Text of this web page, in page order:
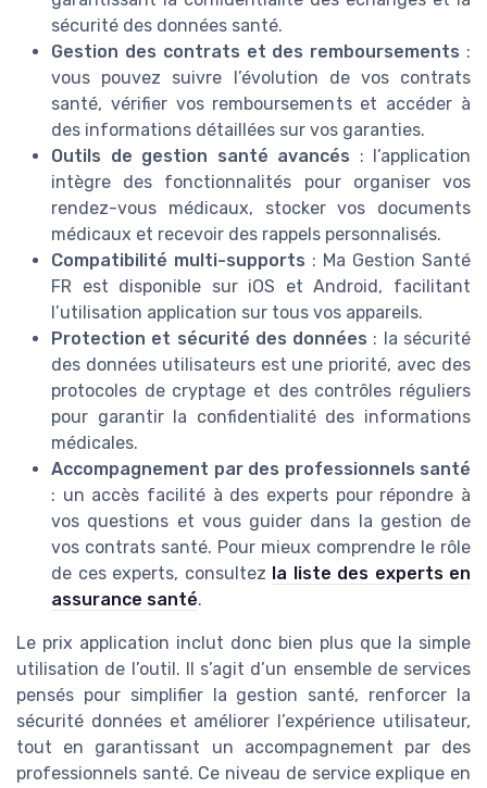
sécurité des données santé.
Gestion des contrats et des remboursements :
vous pouvez suivre l’évolution de vos contrats
santé, vérifier vos remboursements et accéder à
des informations détaillées sur vos garanties.
Outils de gestion santé avancés : l’application
intègre des fonctionnalités pour organiser vos
rendez-vous médicaux, stocker vos documents
médicaux et recevoir des rappels personnalisés.
Compatibilité multi-supports : Ma Gestion Santé
FR est disponible sur iOS et Android, facilitant
l’utilisation application sur tous vos appareils.
Protection et sécurité des données : la sécurité
des données utilisateurs est une priorité, avec des
protocoles de cryptage et des contrôles réguliers
pour garantir la confidentialité des informations
médicales.
Accompagnement par des professionnels santé
: un accès facilité à des experts pour répondre à
vos questions et vous guider dans la gestion de
vos contrats santé. Pour mieux comprendre le rôle
de ces experts, consultez la liste des experts en
assurance santé.
Le prix application inclut donc bien plus que la simple
utilisation de l’outil. Il s’agit d’un ensemble de services
pensés pour simplifier la gestion santé, renforcer la
sécurité données et améliorer l’expérience utilisateur,
tout en garantissant un accompagnement par des
professionnels santé. Ce niveau de service explique en